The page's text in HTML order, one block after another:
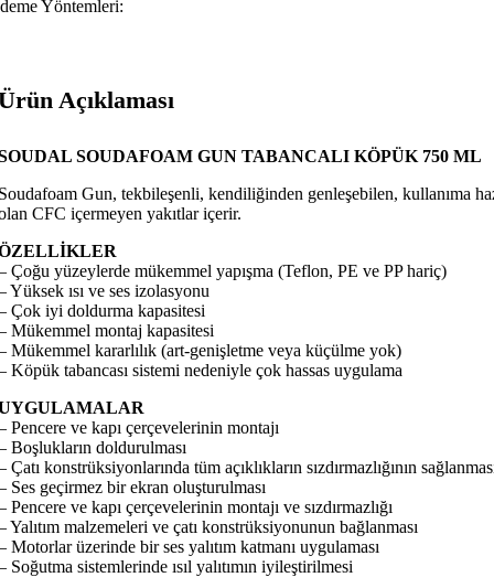
Yöntemleri:
Açıklaması
SOUDAFOAM GUN TABANCALI KÖPÜK 750 ML
Gun, tekbileşenli, kendiliğinden genleşebilen, kullanıma
CFC içermeyen yakıtlar içerir.
Çoğu yüzeylerde mükemmel yapışma (Teflon, PE ve PP hariç)
Yüksek ısı ve ses izolasyonu
Çok iyi doldurma kapasitesi
Mükemmel montaj kapasitesi
Mükemmel kararlılık (art-genişletme veya küçülme yok)
Köpük tabancası sistemi nedeniyle çok hassas uygulama
Pencere ve kapı çerçevelerinin montajı
Boşlukların doldurulması
Çatı konstrüksiyonlarında tüm açıklıkların sızdırmazlığının
Ses geçirmez bir ekran oluşturulması
Pencere ve kapı çerçevelerinin montajı ve sızdırmazlığı
Yalıtım malzemeleri ve çatı konstrüksiyonunun bağlanması
Motorlar üzerinde bir ses yalıtım katmanı uygulaması
Soğutma sistemlerinde ısıl yalıtımın iyileştirilmesi